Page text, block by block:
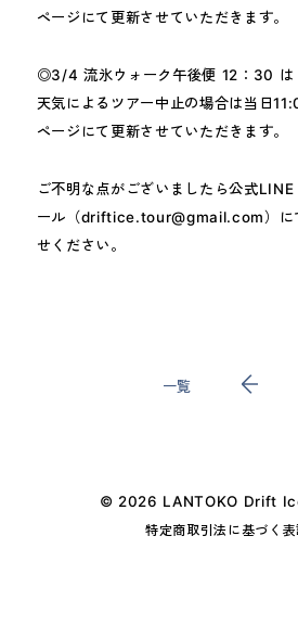
ページにて更新させていただきます。
◎3/4 流氷ウォーク午後便 12：30 は
天気によるツアー中止の場合は当日
ページにて更新させていただきます。
ご不明な点がございましたら公式
ール（driftice.tour@gmail.com）に
せください。
一覧
© 2026 LANTOKO Drift
特定商取引法に基づく表